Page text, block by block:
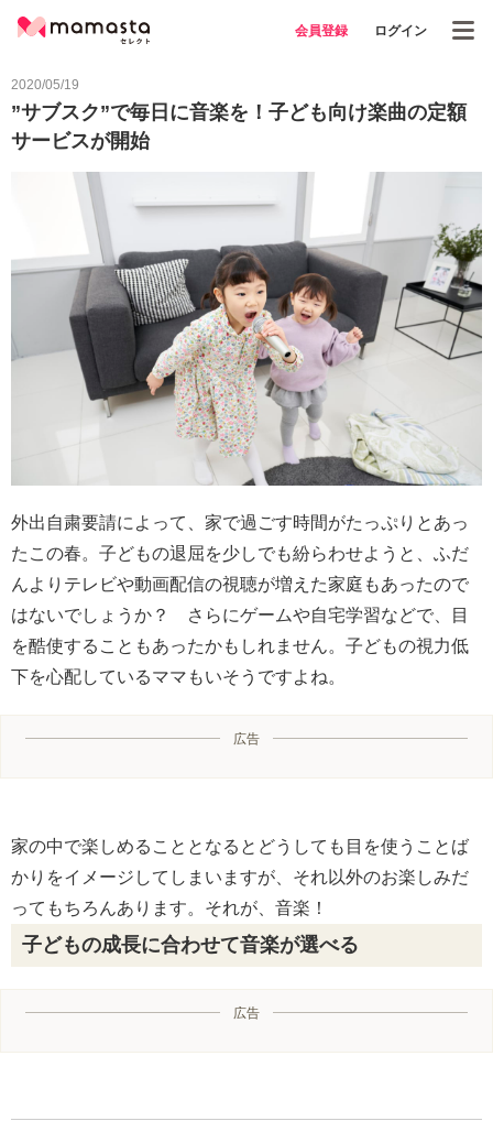
会員登録 ログイン
2020/05/19
”サブスク”で毎日に音楽を！子ども向け楽曲の定額
サービスが開始
外出自粛要請によって、家で過ごす時間がたっぷりとあっ
たこの春。子どもの退屈を少しでも紛らわせようと、ふだ
んよりテレビや動画配信の視聴が増えた家庭もあったので
はないでしょうか？ さらにゲームや自宅学習などで、目
を酷使することもあったかもしれません。子どもの視力低
下を心配しているママもいそうですよね。
広告
家の中で楽しめることとなるとどうしても目を使うことば
かりをイメージしてしまいますが、それ以外のお楽しみだ
ってもちろんあります。それが、音楽！
子どもの成長に合わせて音楽が選べる
広告